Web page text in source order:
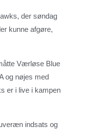
der søndag
kunne afgøre,
Værløse Blue
og nøjes med
er i live i kampen
indsats og